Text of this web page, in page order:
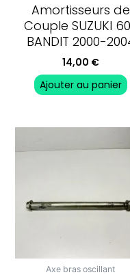
Amortisseurs de
Couple SUZUKI
BANDIT 2000-
14,00 €
Ajouter au panier
Axe bras oscillant